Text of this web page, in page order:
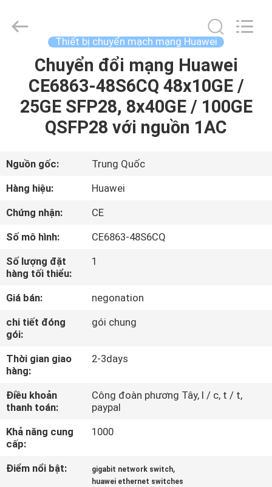
NHÀ
SẢN
PHẨM
VIDEO
CHÚNG
TÔI
CHUYẾN
THAM
QUAN
NHÀ
MÁY
KIỂM
SOÁT
CHẤT
LƯỢNG
LonRise
Equipment
Thiết bị chuyển mạch mạng Huawei
Chuyển đổi mạng Huawei
CE6863-48S6CQ 48x10GE /
25GE SFP28, 8x40GE / 100GE
QSFP28 với nguồn 1AC
Nguồn gốc:
Trung Quốc
Hàng hiệu:
Huawei
Chứng nhận:
CE
Số mô hình:
CE6863-48S6CQ
Số lượng đặt
hàng tối thiểu:
1
Giá bán:
negonation
chi tiết đóng
gói:
gói chung
Thời gian giao
hàng:
2-3days
Điều khoản
thanh toán:
Công đoàn phương Tây, l / c, t / t,
paypal
Khả năng cung
cấp:
1000
Điểm nổi bật: gigabit network switch,
huawei ethernet switches